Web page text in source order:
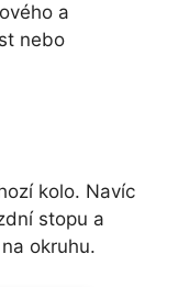
a
nebo
kolo. Navíc
stopu a
okruhu.